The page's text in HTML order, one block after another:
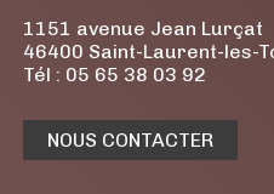
1151 avenue Jean Lurçat
46400 Saint-Laurent-les-
Tél : 05 65 38 03 92
NOUS CONTACTER